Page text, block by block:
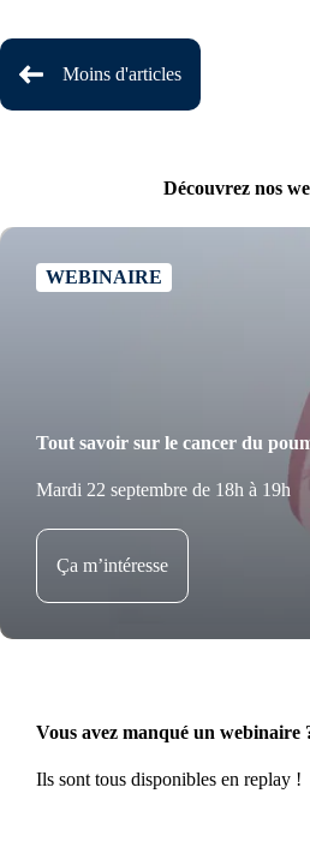
Moins d'articles
Découvrez nos
WEBINAIRE
Tout savoir sur le cancer du
Mardi 22 septembre de 18h à 19h
Ça m’intéresse
Vous avez manqué un webinaire
Ils sont tous disponibles en replay !